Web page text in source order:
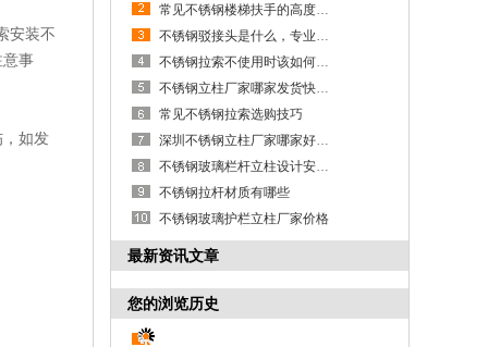
安装不
事
如发
常见不锈钢楼梯扶手的高度标准是多少
不锈钢驳接头是什么，专业不锈钢驳接头厂家为您解答
不锈钢拉索不使用时该如何保管
不锈钢立柱厂家哪家发货快？推荐深圳深洲建筑五金
常见不锈钢拉索选购技巧
深圳不锈钢立柱厂家哪家好?首选深洲建筑五金
不锈钢玻璃栏杆立柱设计安装精髓
不锈钢拉杆材质有哪些
不锈钢玻璃护栏立柱厂家价格
最新资讯文章
您的浏览历史